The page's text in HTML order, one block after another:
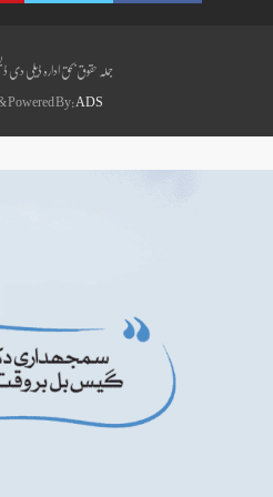
جملہ حقوق بحق ادارہ ڈیلی دی
Powered By: ADS